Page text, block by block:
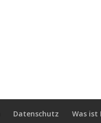
Datenschutz Was ist